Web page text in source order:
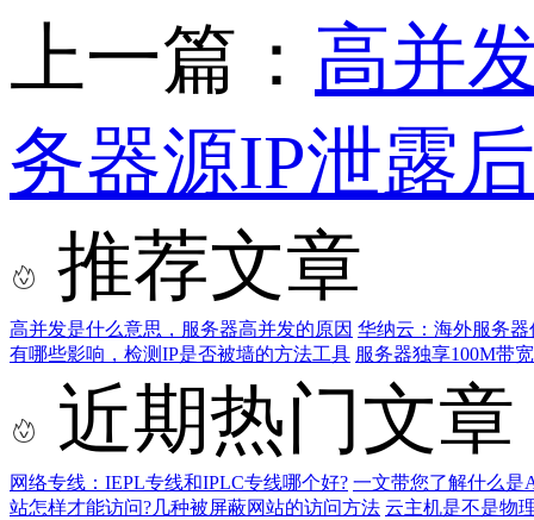
上一篇： 高并
务器源IP泄露
推荐文章
高并发是什么意思，服务器高并发的原因 华纳云：海外服务器
有哪些影响，检测IP是否被墙的方法工具 服务器独享100M带
近期热门文章
网络专线：IEPL专线和IPLC专线哪个好? 一文带您了解什么是
站怎样才能访问?几种被屏蔽网站的访问方法 云主机是不是物